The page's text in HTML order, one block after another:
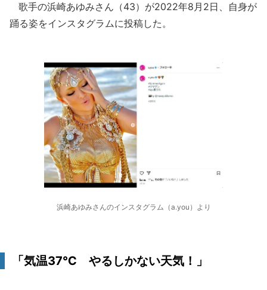
歌手の浜崎あゆみさん（43）が2022年8月2日、自身が
踊る姿をインスタグラムに投稿した。
浜崎あゆみさんのインスタグラム（a.you）より
「気温37℃ やるしかない天気！」